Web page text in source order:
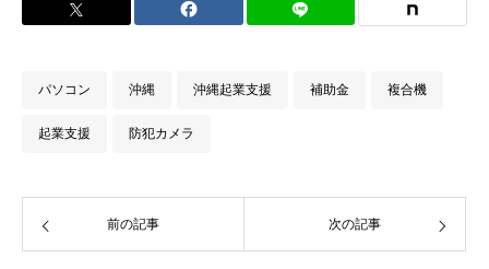
パソコン 沖縄 沖縄起業支援 補助金 複合機
起業支援 防犯カメラ
前の記事 次の記事